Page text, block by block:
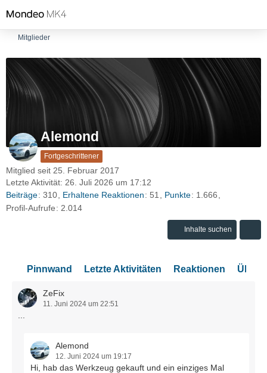
Mitglieder
Alemond
Fortgeschrittener
Mitglied seit 25. Februar 2017
Letzte Aktivität: 26. Juli 2026 um 17:12
Beiträge 310 Erhaltene Reaktionen 51 Punkte
1.666
Profil-Aufrufe
2.014
Inhalte suchen
Pinnwand Letzte Aktivitäten Reaktionen Über
ZeFix
11. Juni 2024 um 22:51
Alemond
12. Juni 2024 um 19:17
Hi, hab das Werkzeug gekauft und ein einziges Mal